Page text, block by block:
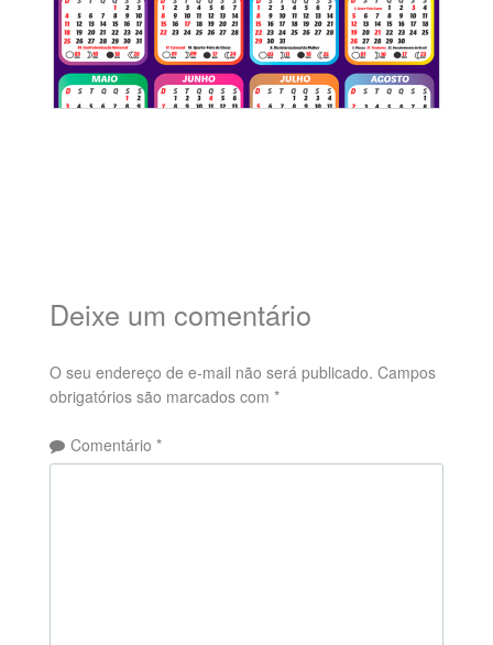
Deixe um comentário
O seu endereço de e-mail não será publicado. Campos
obrigatórios são marcados com *
Comentário *